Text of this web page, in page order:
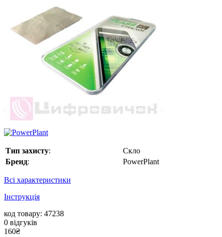
Тип захисту:
Скло
Бренд: PowerPlant
Всі характеристики
Інструкція
код товару: 47238
0 відгуків
160₴